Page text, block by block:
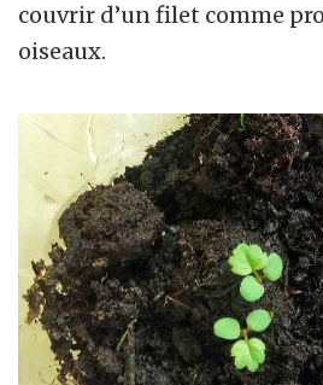
couvrir d’un filet comme
oiseaux.